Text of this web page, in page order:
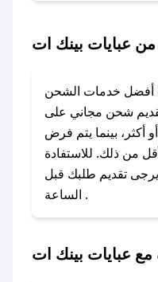
ات؟
وفي حال عدم توفر
أو البريد الإلكتروني
لإضافته بسرعة.
### كيفية استخدام كود خصم عبايات بينك ات؟
1. انسخ كود الخصم من تطبيق صحصح.
2. الصقه في خانة الدفع عند التسوق من عبايات بينك
عبايات بينك ات
أفضل خدمات الشحن
شحن مجاني على
أكثر، بينما يتم فرض
من ذلك. للاستفادة
تقديم طلبك قبل
الساعة .
مع عبايات بينك ات